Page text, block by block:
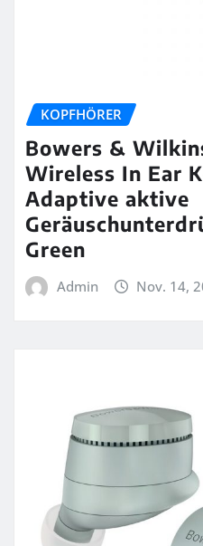
KOPFHÖRER
Bowers &
Wireless In Ear
Adaptive aktive
Green
Admin Nov. 14,